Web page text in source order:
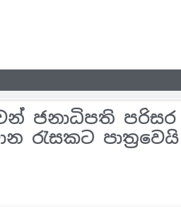
ජනාධිපති පරිසර
රැසකට පාත‍්‍රවෙයි